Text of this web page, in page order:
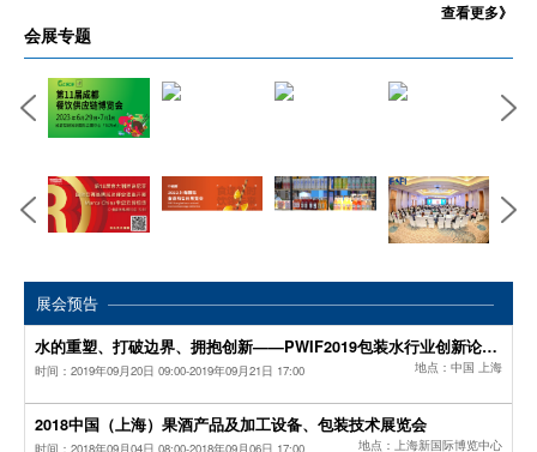
查看更多》
会展专题
展会预告
水的重塑、打破边界、拥抱创新——PWIF2019包装水行业创新论坛正式启动！
时间：2019年09月20日 09:00-2019年09月21日 17:00 地点：中国 上海
2018中国（上海）果酒产品及加工设备、包装技术展览会
时间：2018年09月04日 08:00-2018年09月06日 17:00 地点：上海新国际博览中心